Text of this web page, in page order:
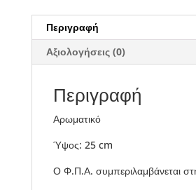
Περιγραφή
Αξιολογήσεις (0)
Περιγραφή
Αρωματικό
Ύψος: 25 cm
Ο Φ.Π.Α. συμπεριλαμβάνεται